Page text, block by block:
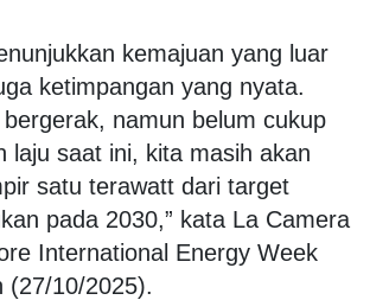
kemajuan yang luar
ketimpangan yang nyata.
namun belum cukup
laju saat ini, kita masih akan
satu terawatt dari target
pada 2030,” kata La Camera
International Energy Week
(27/10/2025).